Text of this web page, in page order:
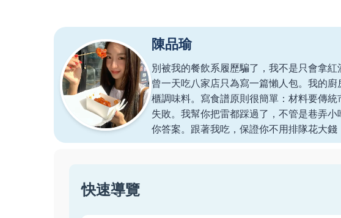
陳品瑜
別被我的餐飲系履歷騙了，我不是只會拿
曾一天吃八家店只為寫一篇懶人包。我的
櫃調味料。寫食譜原則很簡單：材料要傳
失敗。我幫你把雷都踩過了，不管是巷弄
你答案。跟著我吃，保證你不用排隊花大錢
快速導覽